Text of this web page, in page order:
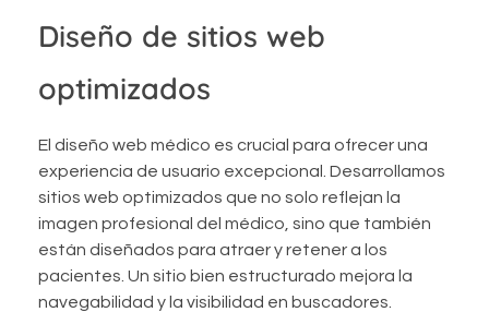
Diseño de sitios web
optimizados
El diseño web médico es crucial para ofrecer una
experiencia de usuario excepcional. Desarrollamos
sitios web optimizados que no solo reflejan la
imagen profesional del médico, sino que también
están diseñados para atraer y retener a los
pacientes. Un sitio bien estructurado mejora la
navegabilidad y la visibilidad en buscadores.